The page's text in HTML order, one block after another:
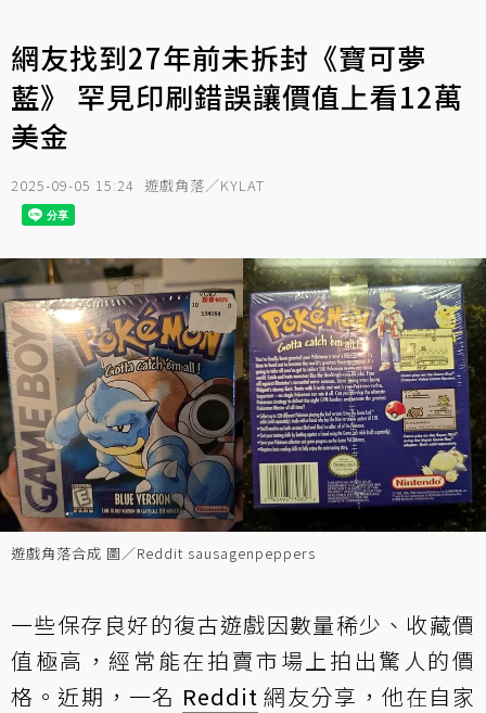
網友找到27年前未拆封《寶可夢
藍》 罕見印刷錯誤讓價值上看12萬
美金
2025-09-05 15:24 遊戲角落／KYLAT
遊戲角落合成 圖／Reddit sausagenpeppers
一些保存良好的復古遊戲因數量稀少、收藏價
值極高，經常能在拍賣市場上拍出驚人的價
格。近期，一名 Reddit 網友分享，他在自家